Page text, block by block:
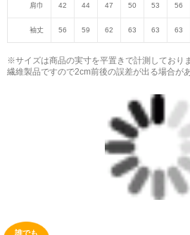
肩巾 42 44 47 50 53 56
袖丈 56 59 62 63 63 63
※サイズは商品の実寸を平置きで計測しておりま
繊維製品ですので2cm前後の誤差が出る場合が
誰でも